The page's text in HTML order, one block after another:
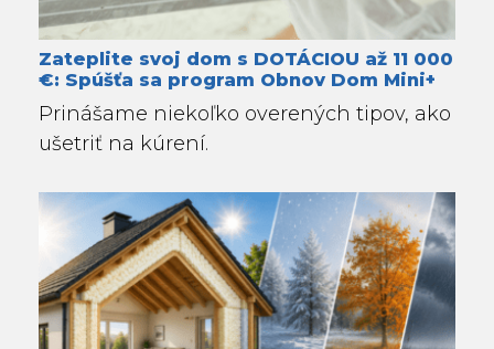
Zateplite svoj dom s DOTÁCIOU až 11 000
€: Spúšťa sa program Obnov Dom Mini+
Prinášame niekoľko overených tipov, ako
ušetriť na kúrení.